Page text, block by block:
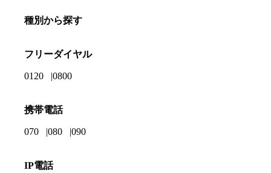
種別から探す
フリーダイヤル
0120 0800
携帯電話
070 080 090
IP電話